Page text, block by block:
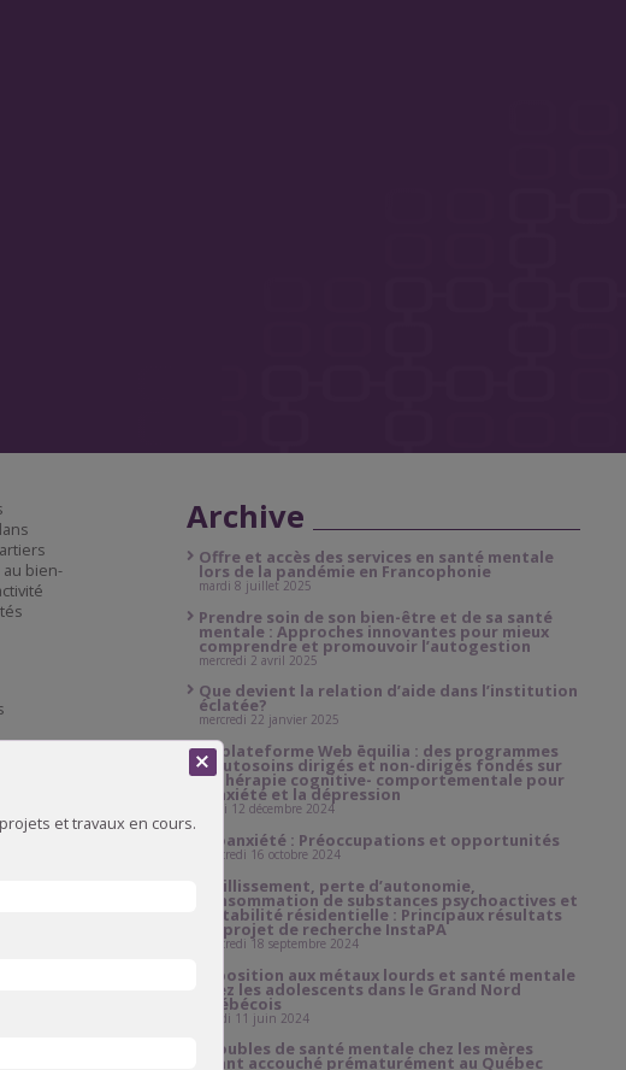
bien-
Archive
Offre et accès des services en santé mentale
lors de la pandémie en Francophonie
mardi 8 juillet 2025
Prendre soin de son bien-être et de sa santé
mentale : Approches innovantes pour mieux
comprendre et promouvoir l’autogestion
mercredi 2 avril 2025
Que devient la relation d’aide dans l’institution
éclatée?
mercredi 22 janvier 2025
La plateforme Web ēquilia : des programmes
d’autosoins dirigés et non-dirigés fondés sur
la thérapie cognitive- comportementale pour
l’anxiété et la dépression
jeudi 12 décembre 2024
Écoanxiété : Préoccupations et opportunités
mercredi 16 octobre 2024
Vieillissement, perte d’autonomie,
consommation de substances psychoactives et
instabilité résidentielle : Principaux résultats
du projet de recherche InstaPA
mercredi 18 septembre 2024
Exposition aux métaux lourds et santé mentale
chez les adolescents dans le Grand Nord
québécois
mardi 11 juin 2024
Troubles de santé mentale chez les mères
ayant accouché prématurément au Québec
et travaux en cours.